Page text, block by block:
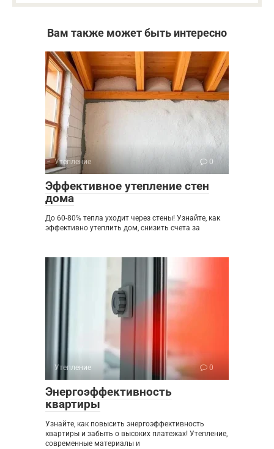
Вам также может быть интересно
Утепление 0
Эффективное утепление стен
дома
До 60-80% тепла уходит через стены! Узнайте, как
эффективно утеплить дом, снизить счета за
Утепление 0
Энергоэффективность
квартиры
Узнайте, как повысить энергоэффективность
квартиры и забыть о высоких платежах! Утепление,
современные материалы и